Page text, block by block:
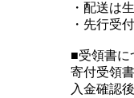
・配送は
・先行受
■受領書に
寄付受領
入金確認